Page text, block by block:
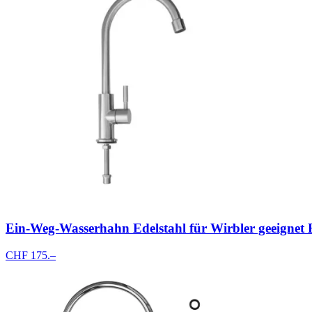
Ein-Weg-Wasserhahn Edelstahl für Wirbler geeignet
CHF 175.–